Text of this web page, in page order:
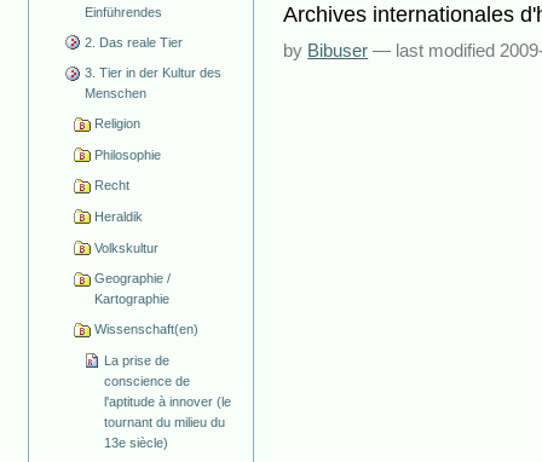
Einführendes
2. Das reale Tier
3. Tier in der Kultur des
Menschen
Religion
Philosophie
Recht
Heraldik
Volkskultur
Geographie /
Kartographie
Wissenschaft(en)
La prise de
conscience de
l'aptitude à innover (le
tournant du milieu du
13e siècle)
Archives internationales
by Bibuser — last modified